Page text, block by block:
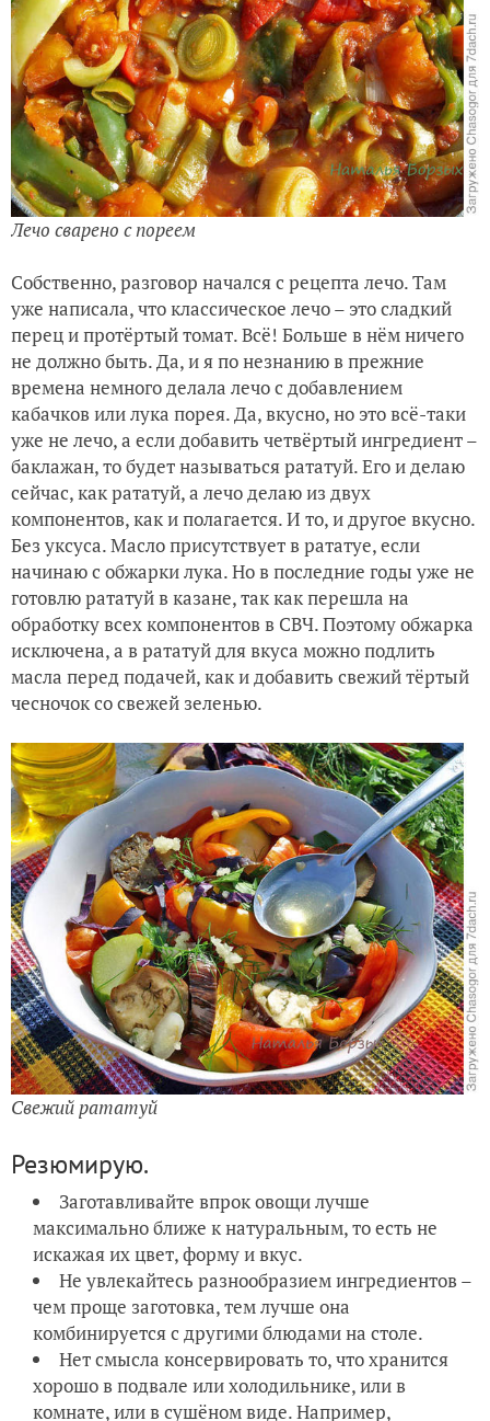
Лечо сварено с пореем
Собственно, разговор начался с рецепта лечо. Там
уже написала, что классическое лечо – это сладкий
перец и протёртый томат. Всё! Больше в нём ничего
не должно быть. Да, и я по незнанию в прежние
времена немного делала лечо с добавлением
кабачков или лука порея. Да, вкусно, но это всё-таки
уже не лечо, а если добавить четвёртый ингредиент –
баклажан, то будет называться рататуй. Его и делаю
сейчас, как рататуй, а лечо делаю из двух
компонентов, как и полагается. И то, и другое вкусно.
Без уксуса. Масло присутствует в рататуе, если
начинаю с обжарки лука. Но в последние годы уже не
готовлю рататуй в казане, так как перешла на
обработку всех компонентов в СВЧ. Поэтому обжарка
исключена, а в рататуй для вкуса можно подлить
масла перед подачей, как и добавить свежий тёртый
чесночок со свежей зеленью.
Свежий рататуй
Резюмирую.
Заготавливайте впрок овощи лучше
максимально ближе к натуральным, то есть не
искажая их цвет, форму и вкус.
Не увлекайтесь разнообразием ингредиентов –
чем проще заготовка, тем лучше она
комбинируется с другими блюдами на столе.
Нет смысла консервировать то, что хранится
хорошо в подвале или холодильнике, или в
комнате, или в сушёном виде. Например,